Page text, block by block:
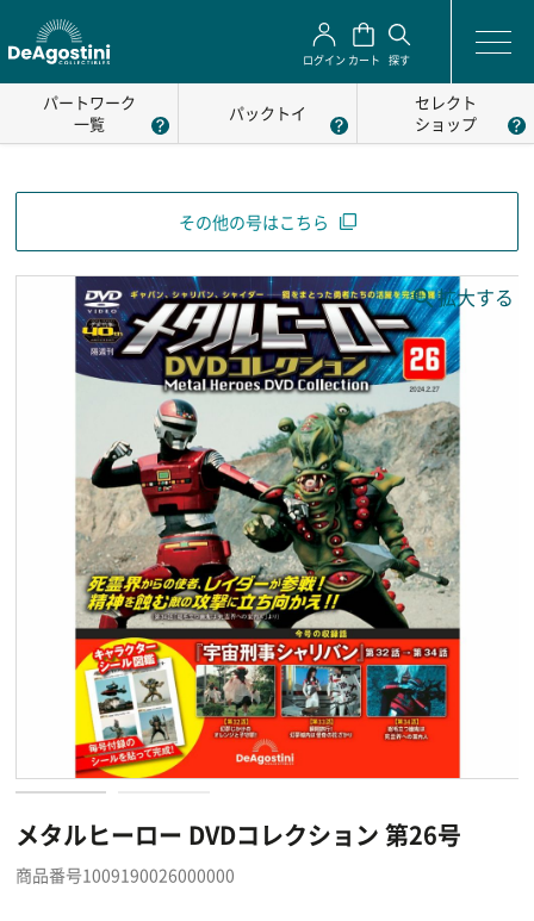
ログイン カート 探す
パートワーク
一覧
パックトイ
セレクト
ショップ
その他の号はこちら
メタルヒーロー DVDコレクション 第26号
商品番号1009190026000000